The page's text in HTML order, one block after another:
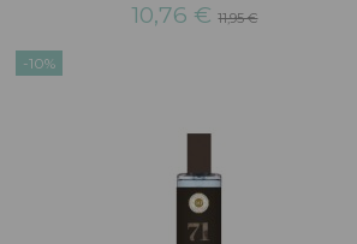
10,76 €11,95 €
-10%